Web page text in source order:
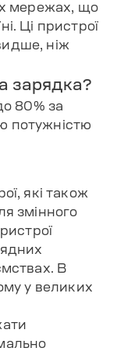
мережах, що
Ці пристрої
ніж
зарядка?
80% за
потужністю
які також
змінного
В
у великих